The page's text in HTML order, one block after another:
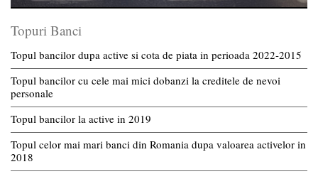
Topuri Banci
Topul bancilor dupa active si cota de piata in perioada 2022-2015
Topul bancilor cu cele mai mici dobanzi la creditele de nevoi
personale
Topul bancilor la active in 2019
Topul celor mai mari banci din Romania dupa valoarea activelor in
2018